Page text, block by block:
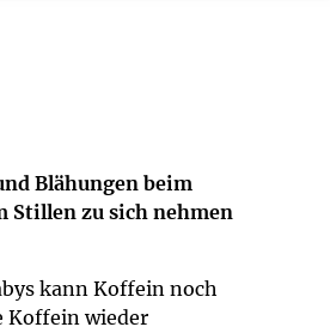
Blähungen beim
Stillen zu sich nehmen
kann Koffein noch
Koffein wieder